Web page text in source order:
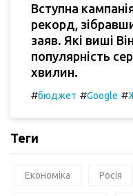
Вступна
рекорд,
заяв. Які виші
популярність
хвилин.
#бюджет #Google #
Теги
Економіка Росія